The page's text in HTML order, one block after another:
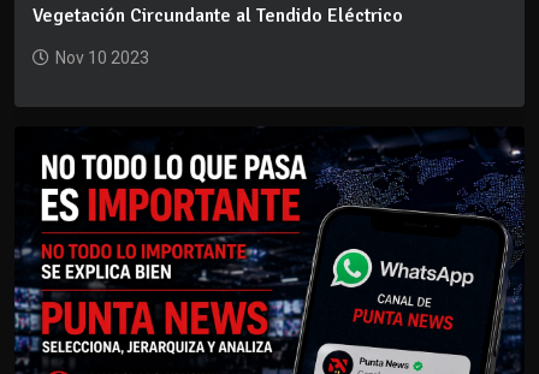
Vegetación Circundante al Tendido Eléctrico
Nov 10 2023